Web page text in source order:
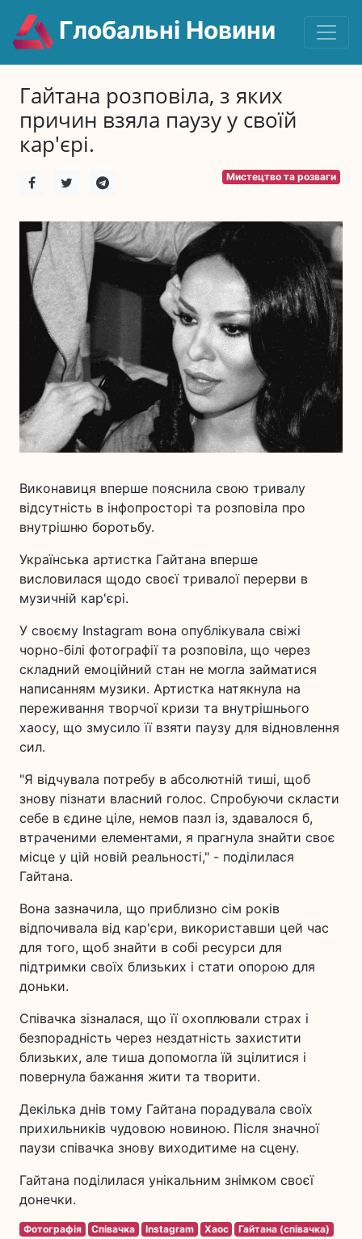
Глобальні Новини
Гайтана розповіла, з яких
причин взяла паузу у своїй
кар'єрі.
Мистецтво та розваги
Виконавиця вперше пояснила свою тривалу
відсутність в інфопросторі та розповіла про
внутрішню боротьбу.
Українська артистка Гайтана вперше
висловилася щодо своєї тривалої перерви в
музичній кар'єрі.
У своєму Instagram вона опублікувала свіжі
чорно-білі фотографії та розповіла, що через
складний емоційний стан не могла займатися
написанням музики. Артистка натякнула на
переживання творчої кризи та внутрішнього
хаосу, що змусило її взяти паузу для відновлення
сил.
"Я відчувала потребу в абсолютній тиші, щоб
знову пізнати власний голос. Спробуючи скласти
себе в єдине ціле, немов пазл із, здавалося б,
втраченими елементами, я прагнула знайти своє
місце у цій новій реальності," - поділилася
Гайтана.
Вона зазначила, що приблизно сім років
відпочивала від кар'єри, використавши цей час
для того, щоб знайти в собі ресурси для
підтримки своїх близьких і стати опорою для
доньки.
Співачка зізналася, що її охоплювали страх і
безпорадність через нездатність захистити
близьких, але тиша допомогла їй зцілитися і
повернула бажання жити та творити.
Декілька днів тому Гайтана порадувала своїх
прихильників чудовою новиною. Після значної
паузи співачка знову виходитиме на сцену.
Гайтана поділилася унікальним знімком своєї
донечки.
Фотографія Співачка Instagram Хаос Гайтана (співачка)